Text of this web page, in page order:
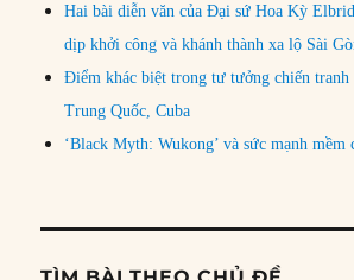
Hai bài diễn văn của Đại sứ Hoa Kỳ
dịp khởi công và khánh thành xa lộ Sài
Điểm khác biệt trong tư tưởng chiến tranh
Trung Quốc, Cuba
‘Black Myth: Wukong’ và sức mạnh mềm